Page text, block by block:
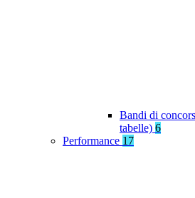
Bandi di
tabelle) 6
Performance 17